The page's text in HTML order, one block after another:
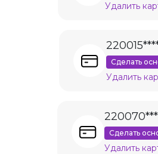
Удалить
Сделать
Удалить
Сделать
Удалить